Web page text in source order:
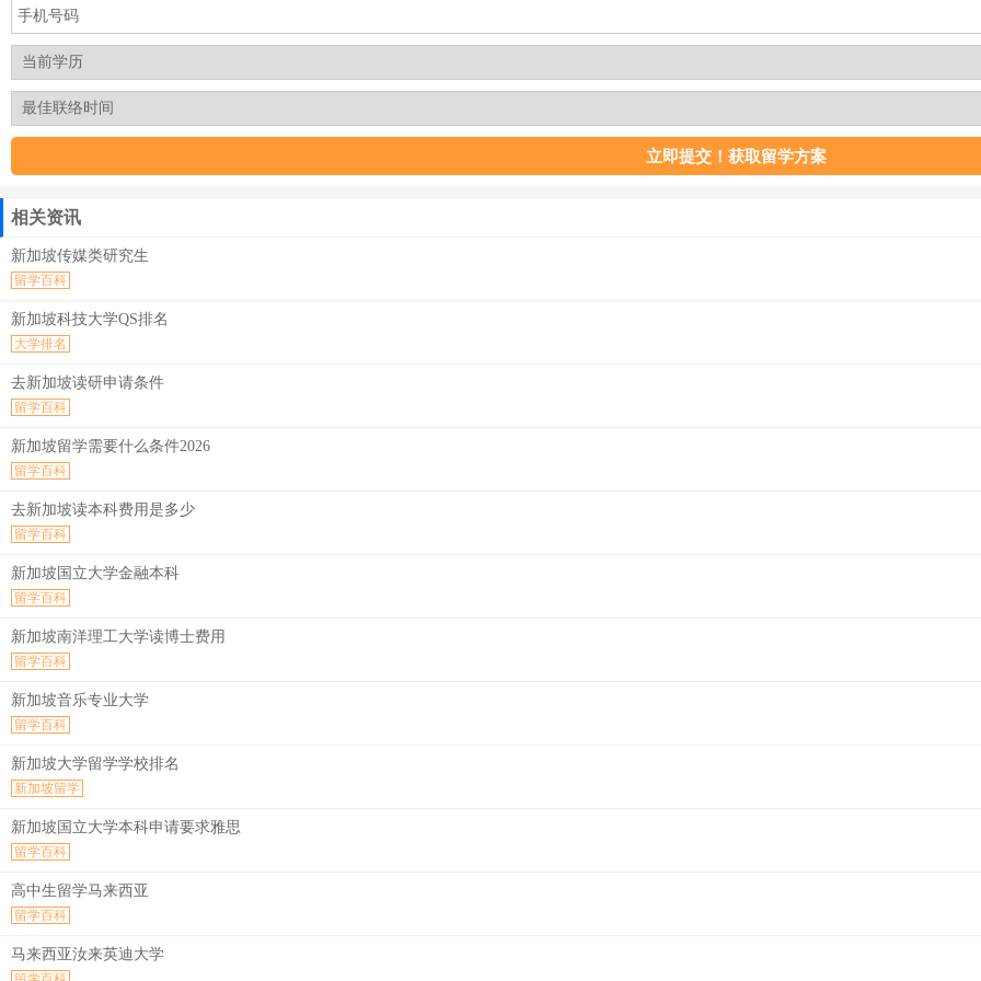
相关资讯
新加坡传媒类研究生
留学百科
新加坡科技大学QS排名
大学排名
去新加坡读研申请条件
留学百科
新加坡留学需要什么条件2026
留学百科
去新加坡读本科费用是多少
留学百科
新加坡国立大学金融本科
留学百科
新加坡南洋理工大学读博士费用
留学百科
新加坡音乐专业大学
留学百科
新加坡大学留学学校排名
新加坡留学
新加坡国立大学本科申请要求雅思
留学百科
高中生留学马来西亚
留学百科
马来西亚汝来英迪大学